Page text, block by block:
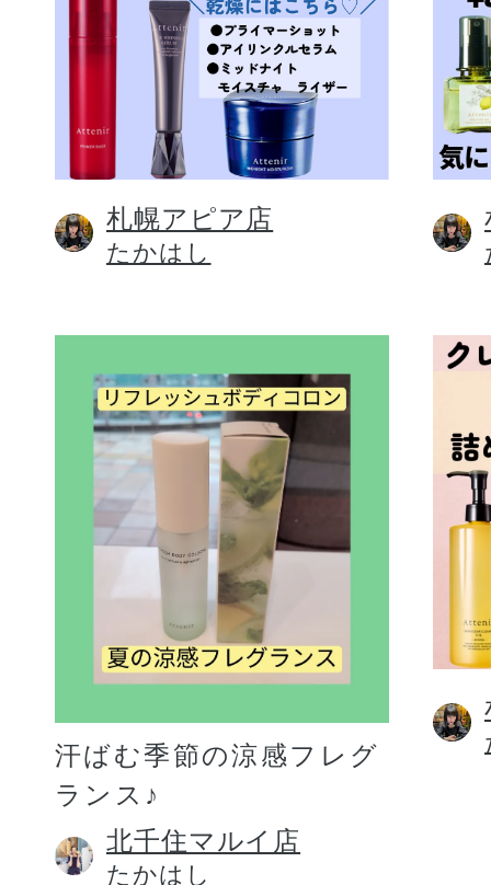
札幌アピア店
たかはし
汗ばむ季節の涼感フレグ
ランス♪
北千住マルイ店
たかはし